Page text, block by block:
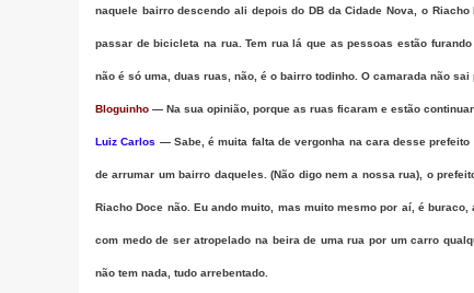
naquele bairro descendo ali depois do DB da Cidade Nova, o
passar de bicicleta na rua. Tem rua lá que as pessoas estão
não é só uma, duas ruas, não, é o bairro todinho. O camarada não sai
Bloguinho — Na sua opinião, porque as ruas ficaram e estão
Luiz Carlos — Sabe, é muita falta de vergonha na cara desse
de arrumar um bairro daqueles. (Não digo nem a nossa rua), o
Riacho Doce não. Eu ando muito, mas muito mesmo por aí, é
com medo de ser atropelado na beira de uma rua por um carro
não tem nada, tudo arrebentado.